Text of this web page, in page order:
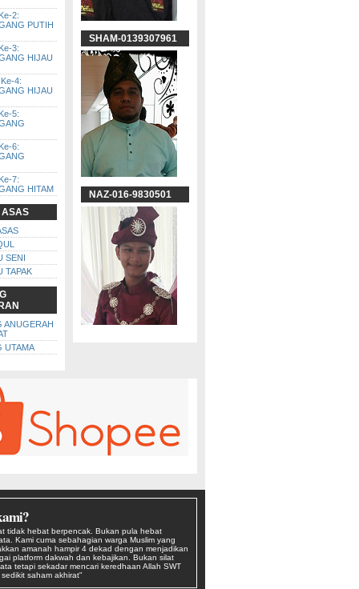
2:
PUTIH
3:
HIJAU
4:
HIJAU
5:
6:
7:
HITAM
SENI
TAPAK
ANUGERAH
UTAMA
SHAM-0139307961
NAZ-016-9830501
tidak hebat berpencak. Bukan pula hebat
Kami cuma sebahagian warga Muslim yang
amanah hampir 4 dekad dengan menjadikan
platform dakwah dan kebajikan. Bukan silat
tetapi sekadar mencari keredhaan Allah SWT
saham akhirat"